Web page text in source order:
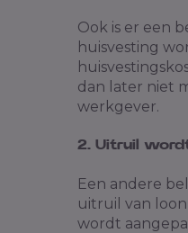
Ook is er een
huisvesting
dan later niet
werkgever.
2. Uitruil
Een andere
uitruil van
wordt